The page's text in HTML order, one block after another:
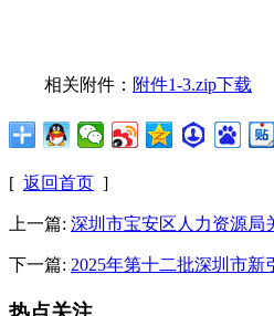
相关附件： 附件1-3.zip下载
[ 返回首页 ]
上一篇: 深圳市宝安区人力资源局
下一篇: 2025年第十二批深圳市